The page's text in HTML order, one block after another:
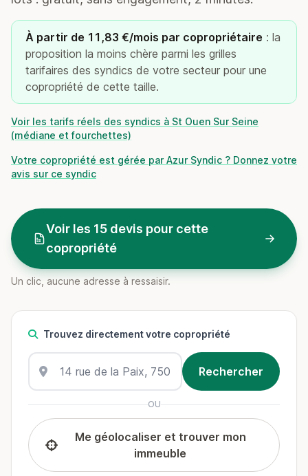
À partir de 11,83 €/mois par copropriétaire : la
proposition la moins chère parmi les grilles
tarifaires des syndics de votre secteur pour une
copropriété de cette taille.
Voir les tarifs réels des syndics à St Ouen Sur Seine
(médiane et fourchettes)
Votre copropriété est gérée par Azur Syndic ? Donnez votre
avis sur ce syndic
Voir les 15 devis pour cette
copropriété
Un clic, aucune adresse à ressaisir.
Trouvez directement votre copropriété
OU
Me géolocaliser et trouver mon
immeuble